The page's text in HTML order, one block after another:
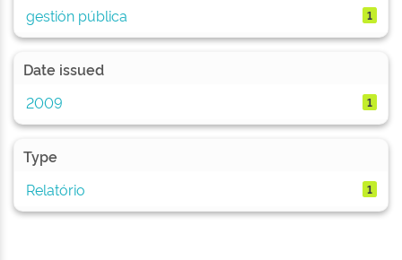
gestión pública 1
Date issued
2009
1
Type
Relatório
1